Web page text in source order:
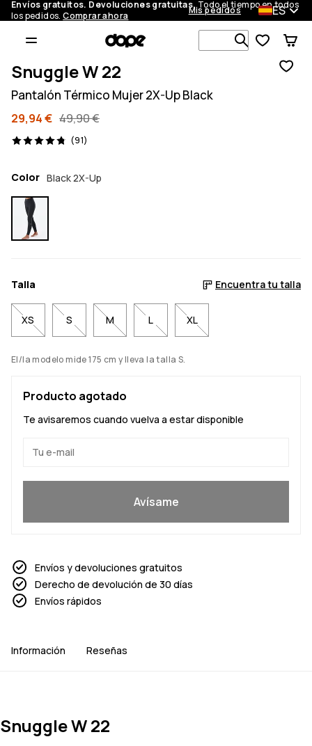
Envíos gratuitos. Devoluciones gratuitas.Todo el tiempo en todos
los pedidos.Comprar ahora Mis pedidos ES
Busca en
Snuggle W 22
Pantalón Térmico Mujer 2X-Up Black
29,94 € 49,90 €
(91)
91 opiniones, 4.8/5
Color Black 2X-Up
Talla Encuentra tu talla
XS S M L XL
El/la modelo mide 175 cm y lleva la talla S.
Producto agotado
Te avisaremos cuando vuelva a estar disponible
Avísame
Envíos y devoluciones gratuitos
Derecho de devolución de 30 días
Envíos rápidos
Información Reseñas
Snuggle W 22